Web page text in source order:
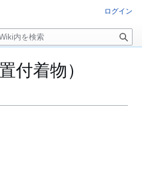
付着物）
ログイン